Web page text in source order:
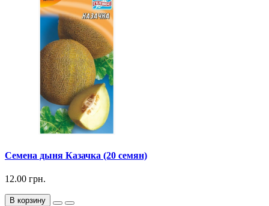
Семена дыня Казачка (20 семян)
12.00 грн.
В корзину